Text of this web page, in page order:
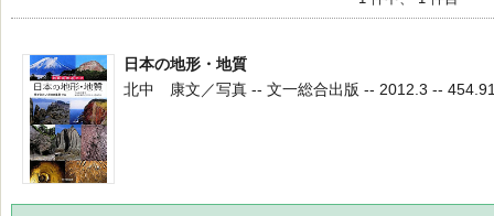
日本の地形・地質
北中 康文／写真 -- 文一総合出版 -- 2012.3 --